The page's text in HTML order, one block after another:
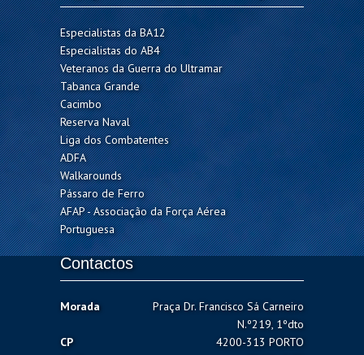
Especialistas da BA12
Especialistas do AB4
Veteranos da Guerra do Ultramar
Tabanca Grande
Cacimbo
Reserva Naval
Liga dos Combatentes
ADFA
Walkarounds
Pássaro de Ferro
AFAP - Associação da Força Aérea
Portuguesa
Contactos
Morada
Praça Dr. Francisco Sá Carneiro
N.º219, 1ºdto
CP
4200-313 PORTO